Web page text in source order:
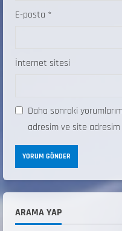
E-posta *
İnternet sitesi
Daha sonraki
adresim ve site adresim
ARAMA YAP